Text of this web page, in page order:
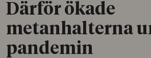
Därför ökade
metanhalterna
pandemin